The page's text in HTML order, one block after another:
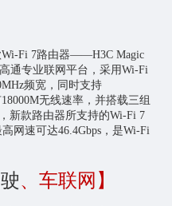
Fi 7路由器——H3C Magic
通专业联网平台，采用Wi-Fi
频宽，同时支持
无线速率，并搭载三组
新款路由器所支持的Wi-Fi 7
网速可达46.4Gbps，是Wi-Fi
、车联网】